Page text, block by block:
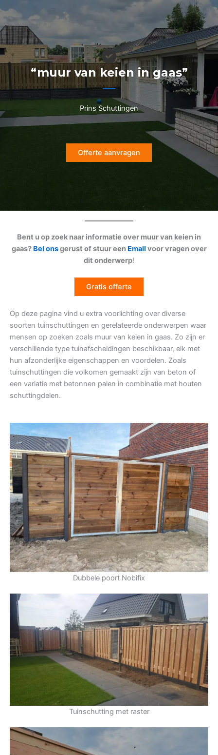
naar
de
inhoud
“muur van keien in gaas”
Prins Schuttingen
Offerte aanvragen
Bent u op zoek naar informatie over muur van keien in
gaas? Bel onsgerust of stuur een Email voor vragen over
dit onderwerp!
Gratis offerte
Op deze pagina vind u extra voorlichting over diverse
soorten tuinschuttingen en gerelateerde onderwerpen waar
mensen op zoeken zoals muur van keien in gaas. Zo zijn er
verschillende type tuinafscheidingen beschikbaar, elk met
hun afzonderlijke eigenschappen en voordelen. Zoals
tuinschuttingen die volkomen gemaakt zijn van beton of
een variatie met betonnen palen in combinatie met houten
schuttingdelen.
Dubbele poort Nobifix
Tuinschutting met raster